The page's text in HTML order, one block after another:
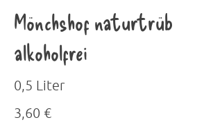
Mönchshof naturtrüb
alkoholfrei
0,5 Liter
3,60 €